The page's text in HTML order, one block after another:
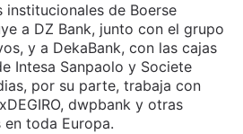
de Boerse
a DZ Bank, junto con el grupo
y a DekaBank, con las cajas
Intesa Sanpaolo y Societe
por su parte, trabaja con
dwpbank y otras
toda Europa.